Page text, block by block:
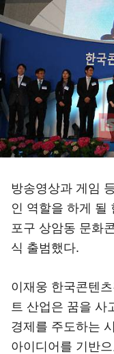
방송영상과 게임
인 역할을 하게 될
포구 상암동 문화
식 출범했다.
이재웅 한국콘텐
트 산업은 꿈을 사
경제를 주도하는
아이디어를 기반